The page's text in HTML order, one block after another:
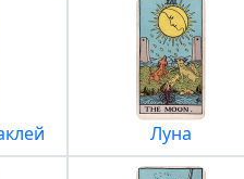
Луна